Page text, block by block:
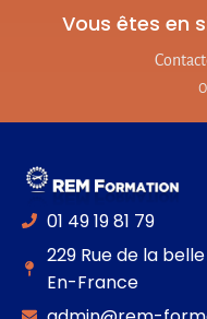
Vous êtes en
01 49 19 81 79
229 Rue de la
En-France